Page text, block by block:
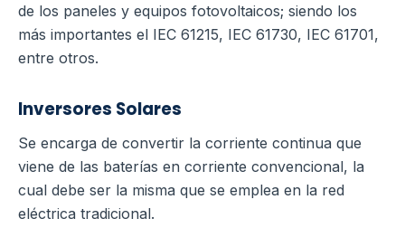
de los paneles y equipos fotovoltaicos; siendo los
más importantes el IEC 61215, IEC 61730, IEC 61701,
entre otros.
Inversores Solares
Se encarga de convertir la corriente continua que
viene de las baterías en corriente convencional, la
cual debe ser la misma que se emplea en la red
eléctrica tradicional.